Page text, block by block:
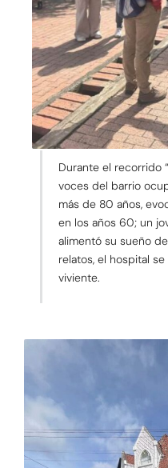
Durante el recorrido
voces del barrio
más de 80 años,
en los años 60; un
alimentó su sueño
relatos, el hospital
viviente.